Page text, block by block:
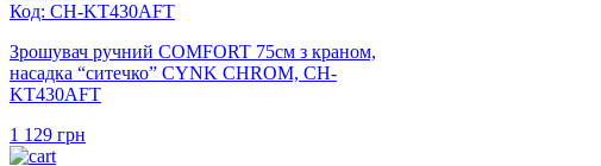
Код: CH-KT430AFT
Зрошувач ручний COMFORT 75см з краном,
насадка “ситечко” CYNK CHROM, CH-
KT430AFT
1 129 грн